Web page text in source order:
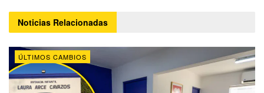
Noticias Relacionadas
ÚLTIMOS CAMBIOS